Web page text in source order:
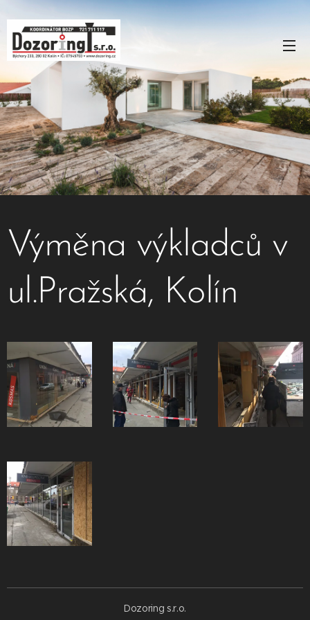
Výměna výkladců v
ul.Pražská, Kolín
Dozoring s.r.o.